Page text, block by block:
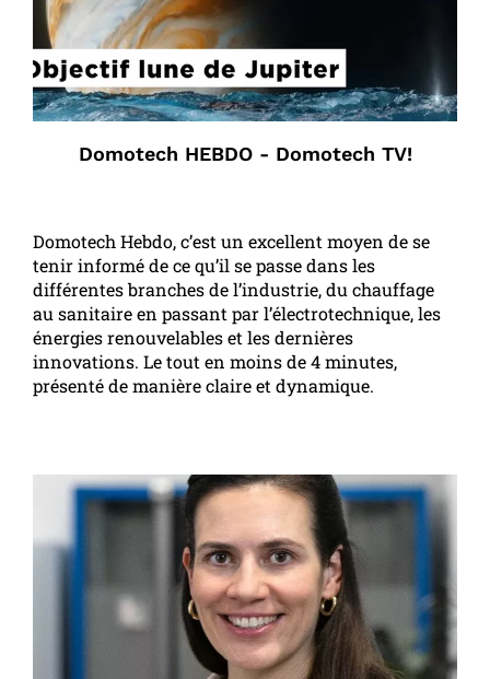
Domotech HEBDO - Domotech TV!
Domotech Hebdo, c’est un excellent moyen de se
tenir informé de ce qu’il se passe dans les
différentes branches de l’industrie, du chauffage
au sanitaire en passant par l’électrotechnique, les
énergies renouvelables et les dernières
innovations. Le tout en moins de 4 minutes,
présenté de manière claire et dynamique.